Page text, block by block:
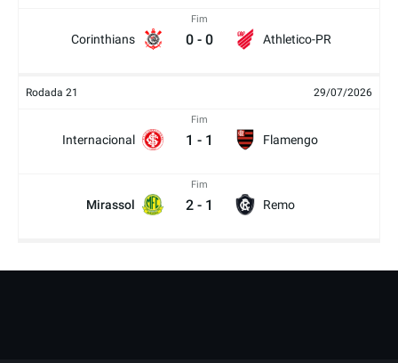
Corinthians
Fim
0 - 0 Athletico-PR
Rodada 21 29/07/2026
Internacional
Fim
1 - 1 Flamengo
Mirassol
Fim
2 - 1 Remo